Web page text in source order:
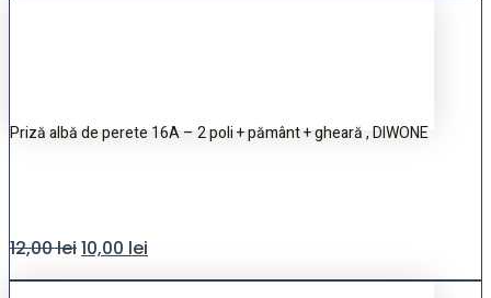
Priză albă de perete 16A – 2 poli + pământ + gheară , DIWONE
12,00lei10,00 lei